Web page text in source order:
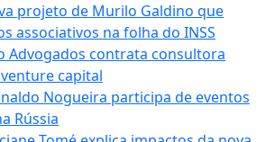
projeto de Murilo Galdino que
associativos na folha do INSS
Advogados contrata consultora
capital
Nogueira participa de eventos
Rússia